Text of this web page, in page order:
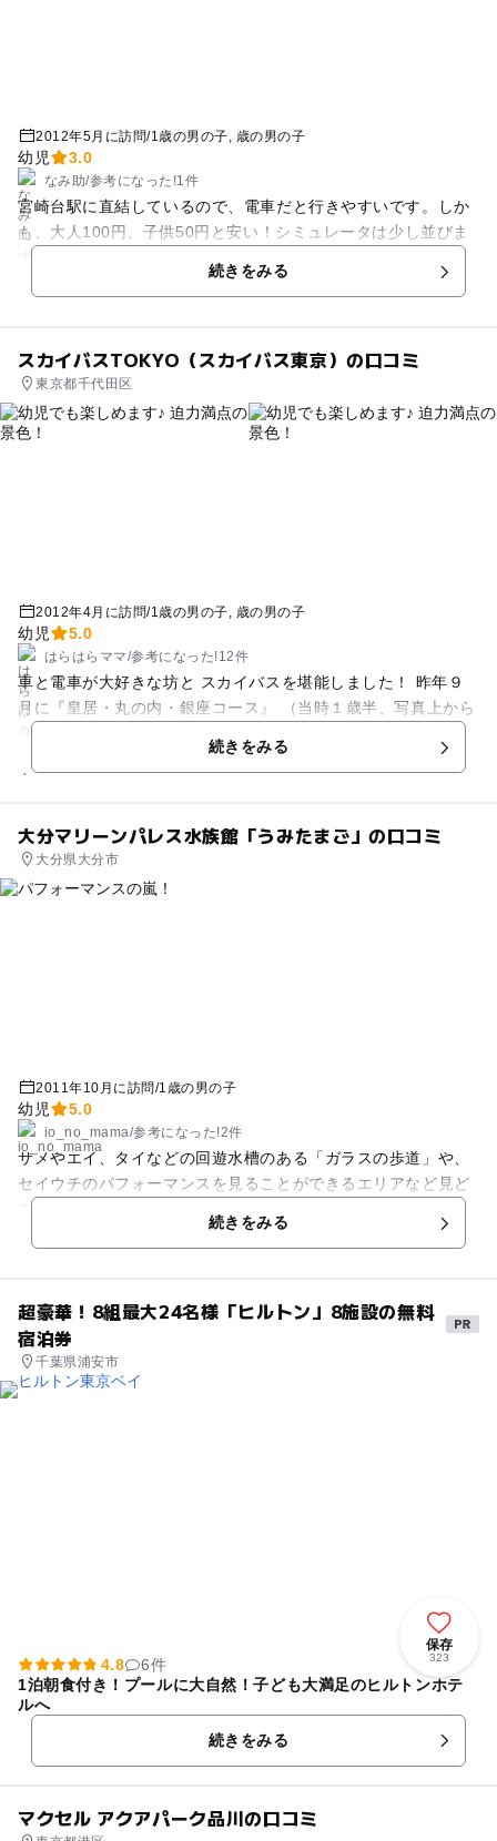
2012年5月に訪問/1歳の男の子 歳の男の子
幼児 3.0
なみ助/参考になった!1件
宮崎台駅に直結しているので、電車だと行きやすいです。しか
も、大人100円、子供50円と安い！シミュレータは少し並びま
すが（私は、子供がまだ１歳なので並ぶのは断念しました）、
係りの方（運転手だったのかな？と思えるような方でした）が
に住んでいた人であれば、「懐かしい！」と思える物があると
思います。私は東急コーチが懐かしかった。あと、お土産屋さ
んが面白かったです。N700系のはし鉄や、つり革（！）が売っ
ていました。 もう少し子供が大きくなったら、もっと楽しめる
続きをみる
スカイバスTOKYO（スカイバス東京）の口コミ
東京都千代田区
2012年4月に訪問/1歳の男の子 歳の男の子
幼児 5.0
はらはらママ/参考に なった!12件
車と電車が大好きな坊と スカイバスを堪能しました！ 昨年９
月に『皇居・丸の内・銀座コース』 （当時１歳半、写真上から
に乗車。 （１歳１１カ月、写真下1枚） バスの高さは３．８メ
高さ制限が３．８メートル!!） 風を感じ ご機嫌だった坊！ 小学
生くらいの少年少女も楽しんでました。 晴れた日は最高だと思
います！ 当日は台風が去ったあとで 緑もキラキラしていて、
ースとおやつを食べさせましたが 何も言われなかったので軽
食OKかと思われます！ ■ チケットは次回の割引券として使え
ます。
続きをみる
大分マリーンパレス水族館「うみたまご」の口コミ
大分県大分市
2011年10月に訪問/1歳の男の子
幼児 5.0
io_no_mama/参考に なった!2件
サメやエイ、タイなどの回遊水槽のある「ガラスの歩道」や、
セイウチのパフォーマンスを見ることができるエリアなど見ど
いました＾＾本物のナマケモノにも会えますょ！びっくり！
続きをみる
超豪華！8組最大24名様「ヒルトン」8施設の無料
宿泊券
千葉県浦安市
保存
323
4.8
6件
1泊朝食付き！プールに大自然！子ども大満足のヒルトンホテ
ルへ
続きをみる
マクセル アクアパーク品川の口コミ